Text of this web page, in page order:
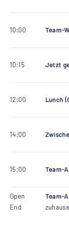
10:00 Team-
10:15 Jetzt
12:00 Lunch
14:00
15:00 Team-
Open
End
Team-